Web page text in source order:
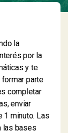
la
por la
y te
formar parte
completar
enviar
1 minuto. Las
las bases